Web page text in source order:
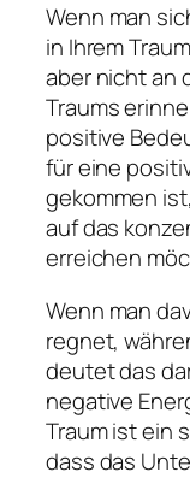
Wenn man
in Ihrem
aber nicht an
Traums
positive
für eine
gekommen
auf das
erreichen
Wenn man
regnet,
deutet das
negative
Traum ist ein
dass das